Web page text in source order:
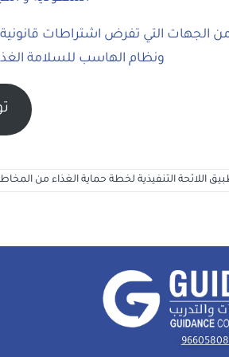
ونظام الهاسب للسلامة
اللائحة التنفيذية لخطة حماية الغذاء من